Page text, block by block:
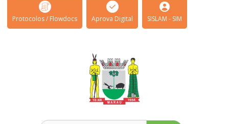
Protocolos / Flowdocs Aprova Digital SISLAM - SIM